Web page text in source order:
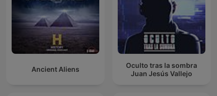
Ancient Aliens
Oculto tras la sombra
Juan Jesús Vallejo